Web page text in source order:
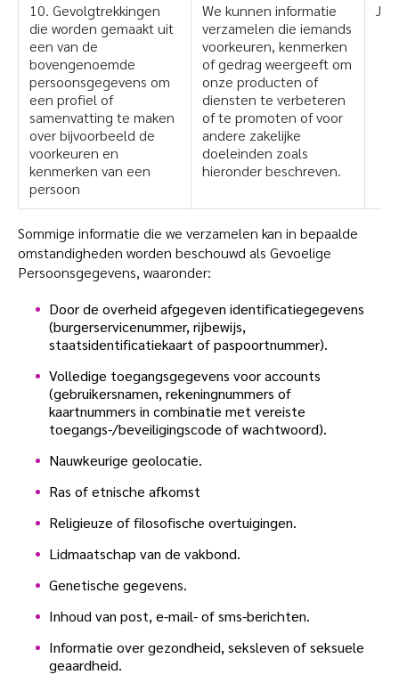
10. Gevolgtrekkingen
die worden gemaakt uit
een van de
bovengenoemde
persoonsgegevens om
een profiel of
samenvatting te maken
over bijvoorbeeld de
voorkeuren en
kenmerken van een
persoon
We kunnen informatie
verzamelen die iemands
voorkeuren, kenmerken
of gedrag weergeeft om
onze producten of
diensten te verbeteren
of te promoten of voor
andere zakelijke
doeleinden zoals
hieronder beschreven.
Ja
Sommige informatie die we verzamelen kan in bepaalde
omstandigheden worden beschouwd als Gevoelige
Persoonsgegevens, waaronder:
Door de overheid afgegeven identificatiegegevens
(burgerservicenummer, rijbewijs,
staatsidentificatiekaart of paspoortnummer).
Volledige toegangsgegevens voor accounts
(gebruikersnamen, rekeningnummers of
kaartnummers in combinatie met vereiste
toegangs-/beveiligingscode of wachtwoord).
Nauwkeurige geolocatie.
Ras of etnische afkomst
Religieuze of filosofische overtuigingen.
Lidmaatschap van de vakbond.
Genetische gegevens.
Inhoud van post, e-mail- of sms-berichten.
Informatie over gezondheid, seksleven of seksuele
geaardheid.